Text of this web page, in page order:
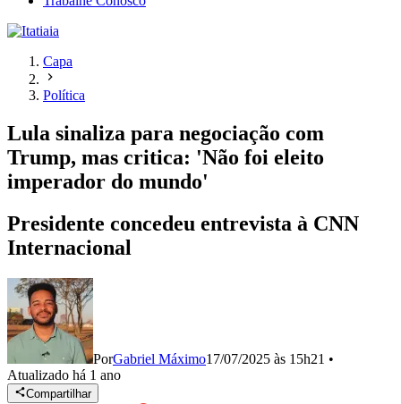
Capa
Política
Lula sinaliza para negociação com
Trump, mas critica: 'Não foi eleito
imperador do mundo'
Presidente concedeu entrevista à CNN
Internacional
PorGabriel Máximo17/07/2025 às 15h21 •
Atualizado há 1 ano
Compartilhar